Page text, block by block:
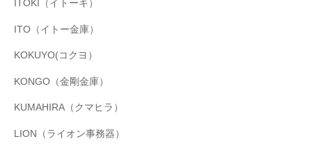
ITOKI（イトーキ）
ITO（イトー金庫）
KOKUYO(コクヨ）
KONGO（金剛金庫）
KUMAHIRA（クマヒラ）
LION（ライオン事務器）